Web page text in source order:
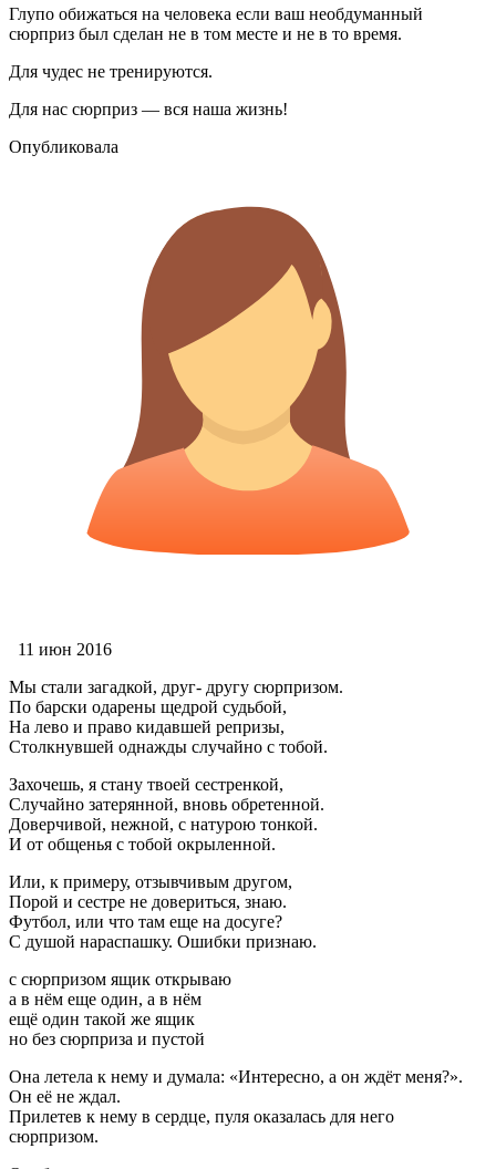
Глупо обижаться на человека если ваш необдуманный
сюрприз был сделан не в том месте и не в то время.
Для чудес не тренируются.
Для нас сюрприз — вся наша жизнь!
Опубликовала
11 июн 2016
Мы стали загадкой, друг- другу сюрпризом.
По барски одарены щедрой судьбой,
На лево и право кидавшей репризы,
Столкнувшей однажды случайно с тобой.
Захочешь, я стану твоей сестренкой,
Случайно затерянной, вновь обретенной.
Доверчивой, нежной, с натурою тонкой.
И от общенья с тобой окрыленной.
Или, к примеру, отзывчивым другом,
Порой и сестре не довериться, знаю.
Футбол, или что там еще на досуге?
С душой нараспашку. Ошибки признаю.
с сюрпризом ящик открываю
а в нём еще один, а в нём
ещё один такой же ящик
но без сюрприза и пустой
Она летела к нему и думала: «Интересно, а он ждёт меня?».
Он её не ждал.
Прилетев к нему в сердце, пуля оказалась для него
сюрпризом.